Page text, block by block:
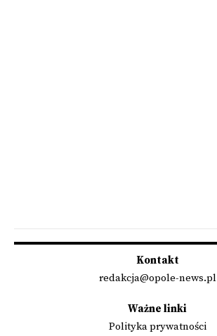
Kontakt
redakcja@opole-news.pl
Ważne linki
Polityka prywatności